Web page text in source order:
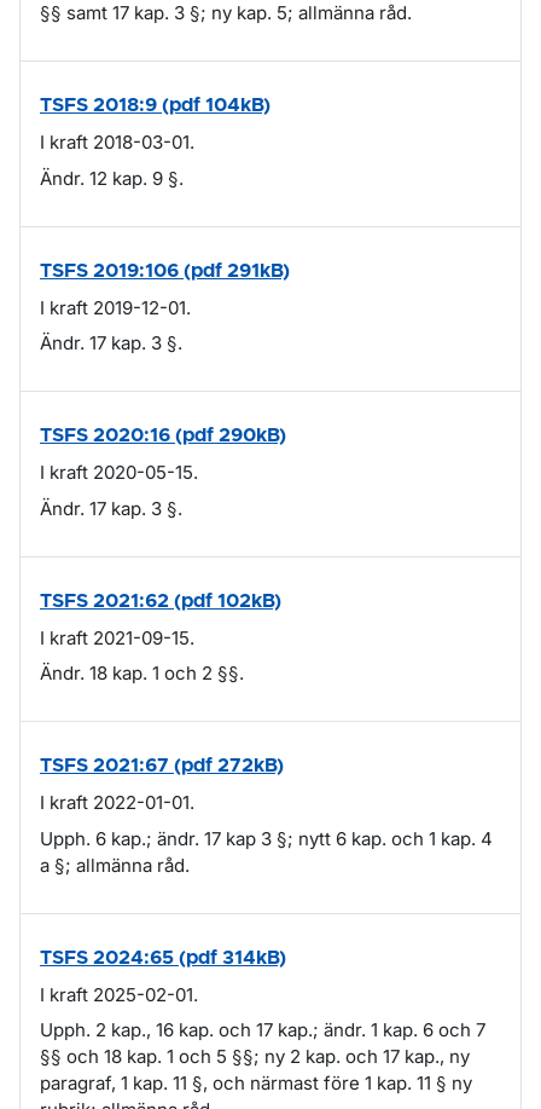
§§ samt 17 kap. 3 §; ny kap. 5; allmänna råd.
TSFS 2018:9 (pdf 104kB)
I kraft 2018-03-01.
Ändr. 12 kap. 9 §.
TSFS 2019:106 (pdf 291kB)
I kraft 2019-12-01.
Ändr. 17 kap. 3 §.
TSFS 2020:16 (pdf 290kB)
I kraft 2020-05-15.
Ändr. 17 kap. 3 §.
TSFS 2021:62 (pdf 102kB)
I kraft 2021-09-15.
Ändr. 18 kap. 1 och 2 §§.
TSFS 2021:67 (pdf 272kB)
I kraft 2022-01-01.
Upph. 6 kap.; ändr. 17 kap 3 §; nytt 6 kap. och 1 kap. 4
a §; allmänna råd.
TSFS 2024:65 (pdf 314kB)
I kraft 2025-02-01.
Upph. 2 kap., 16 kap. och 17 kap.; ändr. 1 kap. 6 och 7
§§ och 18 kap. 1 och 5 §§; ny 2 kap. och 17 kap., ny
paragraf, 1 kap. 11 §, och närmast före 1 kap. 11 § ny